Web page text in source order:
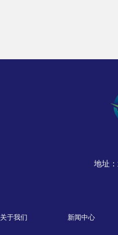
地址
关于我们 新闻中心